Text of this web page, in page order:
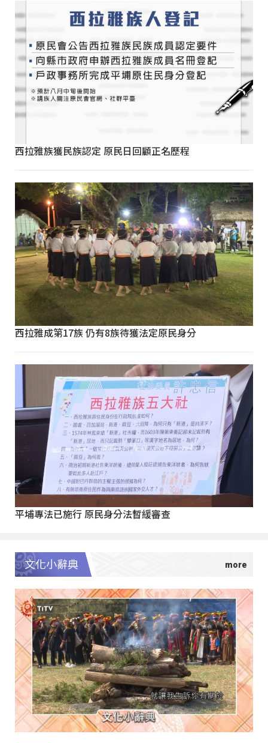
西拉雅族獲民族認定 原民日回顧正名歷程
西拉雅成第17族 仍有8族待獲法定原民身分
平埔專法已施行 原民身分法暫緩審查
文化小辭典